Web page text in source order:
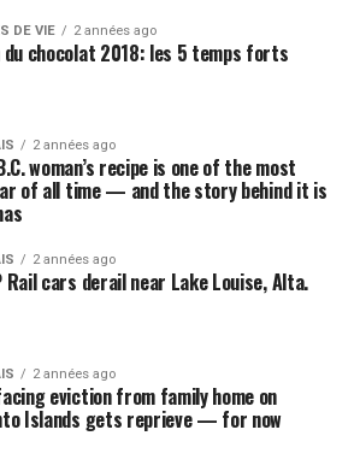
DE VIE 2 années ago
du chocolat 2018: les 5 temps forts
2 années ago
woman’s recipe is one of the most
of all time — and the story behind it is
2 années ago
Rail cars derail near Lake Louise, Alta.
2 années ago
eviction from family home on
Islands gets reprieve — for now